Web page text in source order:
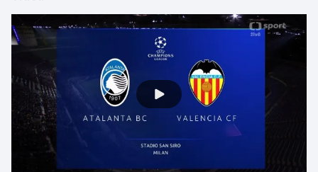
Parasport
Plavání
Plážový volejbal
Ragby